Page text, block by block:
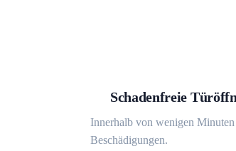
Schadenfreie
Innerhalb von wenigen
Beschädigungen.